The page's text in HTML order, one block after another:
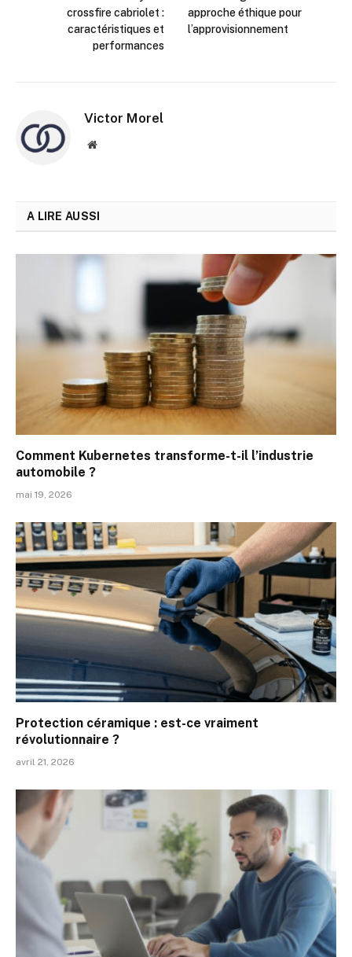
crossfire cabriolet :
caractéristiques et
performances
approche éthique pour
l’approvisionnement
Victor Morel
Site
A LIRE AUSSI
Comment Kubernetes transforme-t-il l’industrie
automobile ?
mai 19, 2026
Protection céramique : est-ce vraiment
révolutionnaire ?
avril 21, 2026